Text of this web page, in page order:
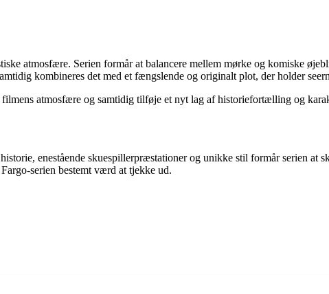
atmosfære. Serien formår at balancere mellem mørke og komiske
kombineres det med et fængslende og originalt plot, der holder
atmosfære og samtidig tilføje et nyt lag af historiefortælling og
enestående skuespillerpræstationer og unikke stil formår serien at
serien bestemt værd at tjekke ud.